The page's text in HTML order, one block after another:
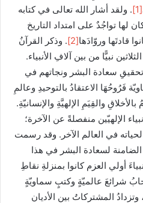
[1]
. ولقد أشار الله تعالى في كتابه
لها تواجُدٌ على امتداد التاريخ
قادتَها وروّادَها[2]
. وذكر القرآنُ
نبيًّا من بين آلافِ الأنبياء.
تحقيقِ سعادة البشر ونجاتهم في
فَرُوحُهَا الاعتقادُ بالتوحيدِ وعالمِ
بالأخلاقِ والقِيَمِ الإلهيَّةِ والإنسانيّةِ.
الإلهيّين منفصلةً عن الآخرة؛
في العالم الآخر. وقد رسمت
الضامنة لسعادة البشر في هذا
أولي العزم كانوا بمنزلةِ نقاطِ
شرائعَ عالميّةٍ وكتبٍ سماويّةٍ
المشتركاتُ بين الأديان